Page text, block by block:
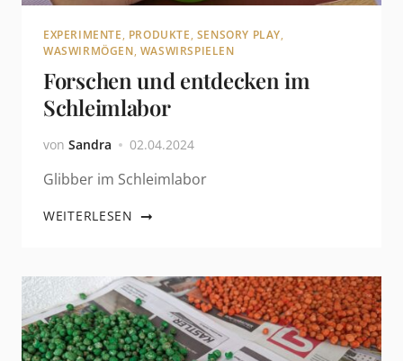
EXPERIMENTE, PRODUKTE, SENSORY PLAY,
WASWIRMÖGEN, WASWIRSPIELEN
Forschen und entdecken im
Schleimlabor
von Sandra 02.04.2024
Glibber im Schleimlabor
WEITERLESEN